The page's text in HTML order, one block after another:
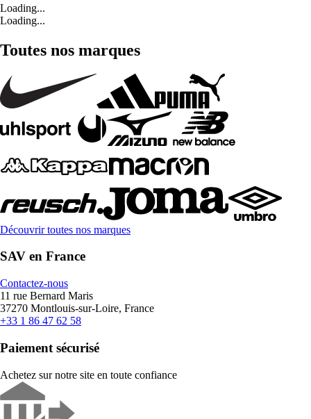
Loading...
Loading...
Toutes nos marques
Découvrir toutes nos marques
SAV en France
Contactez-nous
11 rue Bernard Maris
37270 Montlouis-sur-Loire, France
+33 1 86 47 62 58
Paiement sécurisé
Achetez sur notre site en toute confiance